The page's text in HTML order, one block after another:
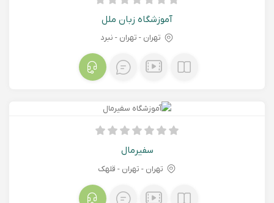
آموزشگاه زبان ملل
تهران - تهران - نبرد
سفیرمال
تهران - تهران - قلهک